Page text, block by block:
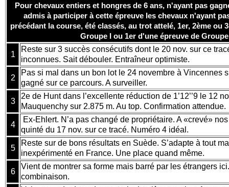
Pour chevaux entiers et hongres de 6 ans, n'ayant pas
admis à participer à cette épreuve les chevaux n'ayant
précédant la course, été classés, au trot attelé, 1er, 2ème ou
Groupe I ou 1er d'une épreuve de
1
Reste sur 3 succès consécutifs dont le 20 nov. sur ce
inconnues. Sait débouler. Entraîneur optimiste.
2
Pas si mal dans un bon lot le 24 novembre à Vincennes
gagné sur ce parcours. A surveiller.
3
2e de Hunt dans l’excellente réduction de 1’12’’9 le 12
Mauquenchy sur 2.875 m. Au top. Confirmation attendue.
4
Ex-Ehlert. N’a pas changé de propriétaire. A «crevé»
quinté du 17 nov. sur ce tracé. Numéro 4 idéal.
5
Reste sur de bons résultats en Suède. S’adapte à tout
inexpérimenté en France. Une place quand même.
6
Vient de montrer sa forme mais barré par les étrangers
combinaison.